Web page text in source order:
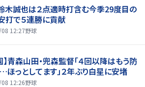
木誠也は２点適時打含む今季29度目の
打で５連勝に貢献
12:27野球
】青森山田・兜森監督「４回以降はもう防
っとしてます」２年ぶり白星に安堵
12:26野球